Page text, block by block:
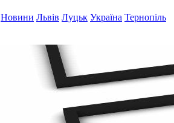
Новини Львів Луцьк Україна Тернопіль